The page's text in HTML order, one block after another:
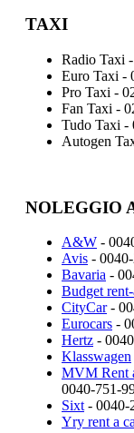
TAXI
Radio Taxi
Euro Taxi -
Pro Taxi -
Fan Taxi -
Tudo Taxi -
Autogen
NOLEGGIO
A&W -
Avis -
Bavaria -
Budget
CityCar-
Eurocars -
Hertz -
Klasswagen
MVM Rent
0040-751-
Sixt- 0040-
Yry rent a